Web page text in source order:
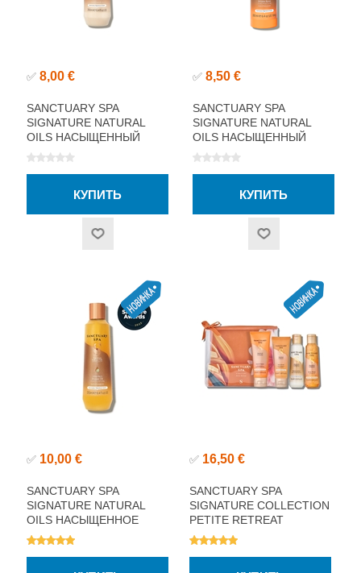
✅ 8,00 €
SANCTUARY SPA
SIGNATURE NATURAL
OILS НАСЫЩЕННЫЙ
ЛОСЬОН ДЛЯ ТЕЛА
✅ 8,50 €
SANCTUARY SPA
SIGNATURE NATURAL
OILS НАСЫЩЕННЫЙ
ГЕЛЬ ДЛЯ ДУША 200МЛ
✅ 10,00 €
SANCTUARY SPA
SIGNATURE NATURAL
OILS НАСЫЩЕННОЕ
МАСЛО ДЛЯ ДУША
250МЛ
✅ 16,50 €
SANCTUARY SPA
SIGNATURE COLLECTION
PETITE RETREAT
ПОДАРОЧНЫЙ НАБОР